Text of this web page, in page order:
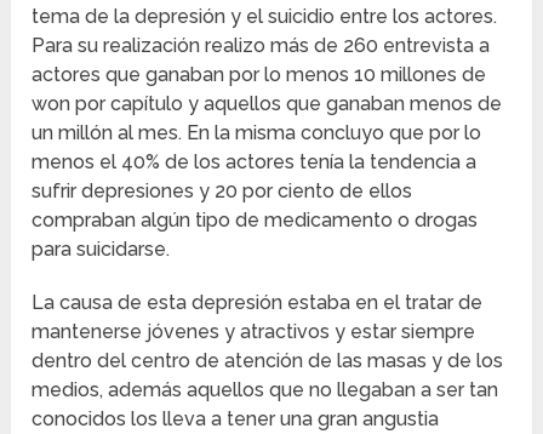
tema de la depresión y el suicidio entre los actores.
Para su realización realizo más de 260 entrevista a
actores que ganaban por lo menos 10 millones de
won por capítulo y aquellos que ganaban menos de
un millón al mes. En la misma concluyo que por lo
menos el 40% de los actores tenía la tendencia a
sufrir depresiones y 20 por ciento de ellos
compraban algún tipo de medicamento o drogas
para suicidarse.
La causa de esta depresión estaba en el tratar de
mantenerse jóvenes y atractivos y estar siempre
dentro del centro de atención de las masas y de los
medios, además aquellos que no llegaban a ser tan
conocidos los lleva a tener una gran angustia